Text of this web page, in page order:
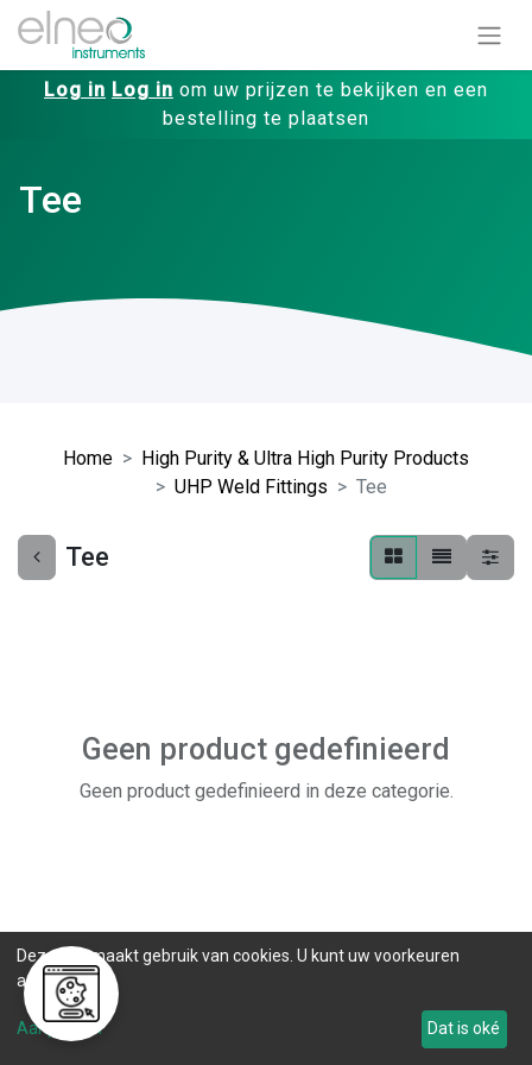
Log in Log in om uw prijzen te bekijken en een
bestelling te plaatsen
Tee
Home
High Purity & Ultra High Purity Products
UHP Weld Fittings
Tee
Tee
Geen product gedefinieerd
Geen product gedefinieerd in deze categorie.
Deze site maakt gebruik van cookies. U kunt uw voorkeuren
aanpassen.
Aanpassen Dat is oké